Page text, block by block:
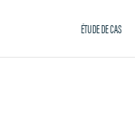
ÉTUDE DE CAS